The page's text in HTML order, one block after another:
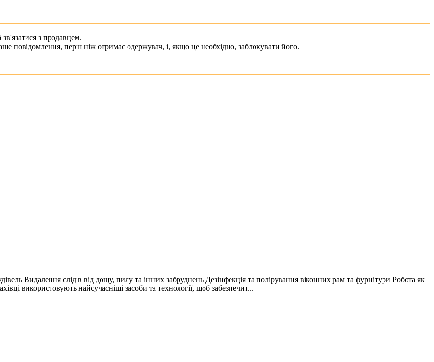
з продавцем.
повідомлення, перш ніж отримає одержувач, і, якщо це необхідно, заблокувати його.
Видалення слідів від дощу, пилу та інших забруднень Дезінфекція та полірування віконних рам та фурнітури Робота як
використовують найсучасніші засоби та технології, щоб забезпечит...